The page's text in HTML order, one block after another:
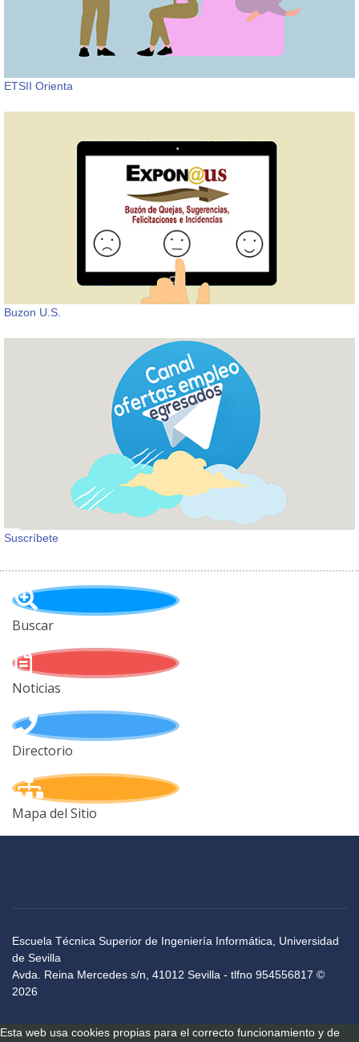
ETSII Orienta
Buzon U.S.
Suscríbete
Buscar
Noticias
Directorio
Mapa del Sitio
Escuela Técnica Superior de Ingeniería Informática, Universidad
de Sevilla
Avda. Reina Mercedes s/n, 41012 Sevilla - tlfno 954556817 ©
2026
Esta web usa cookies propias para el correcto funcionamiento y de